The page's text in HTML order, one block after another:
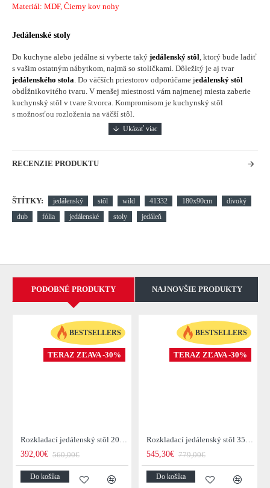
Materiál: MDF, Čierny kov nohy
Jedálenské stoly
Do kuchyne alebo jedálne si vyberte taký jedálenský stôl, ktorý bude ladiť
s vašim ostatným nábytkom, najmä so stoličkami. Dôležitý je aj tvar
jedálenského stola. Do väčších priestorov odporúčame jedálenský stôl
obdĺžnikovitého tvaru. V menšej miestnosti vám najmenej miesta zaberie
kuchynský stôl v tvare štvorca. Kompromisom je kuchynský stôl
s možnosťou rozloženia na väčší stôl.
RECENZIE PRODUKTU
ŠTÍTKY: jedálenský stôl wild 41332 180x90cm
divoký
dub
fólia jedálenské stoly jedáleň
PODOBNÉ PRODUKTY NAJNOVŠIE PRODUKTY
BESTSELLERS
TERAZ ZĽAVA -30%
Rozkladací jedálenský stôl 20976 120/200x80cm Masív drevo Palisander
392,00€ 560,00€
Do košíka
BESTSELLERS
TERAZ ZĽAVA -30%
Rozkladací jedálenský stôl 35299 160/240x100cm Masív drevo Palisander
545,30€ 779,00€
Do košíka